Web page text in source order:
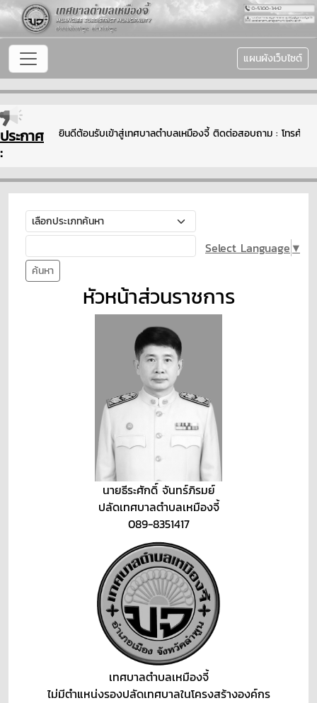
แผนผังเว็บไซต์
ประกาศ
:
ยินดีต้อนรับเข้าสู่เทศบาลตำบลเหมืองจี้ ติดต่อสอบถาม : โทรศัพท์ :
ค้นหา
Select Language ▼
หัวหน้าส่วนราชการ
นายธีระศักดิ์ จันทร์ภิรมย์
ปลัดเทศบาลตำบลเหมืองจี้
089-8351417
เทศบาลตำบลเหมืองจี้
ไม่มีตำแหน่งรองปลัดเทศบาลในโครงสร้างองค์กร